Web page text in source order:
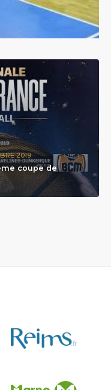
2019
coupe de